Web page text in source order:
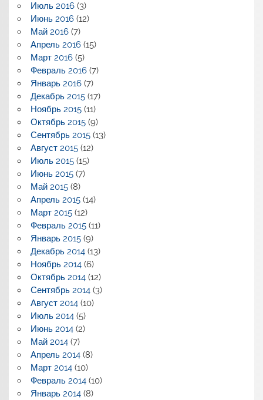
Июль 2016(3)
Июнь 2016(12)
Май 2016(7)
Апрель 2016(15)
Март 2016(5)
Февраль 2016(7)
Январь 2016(7)
Декабрь 2015(17)
Ноябрь 2015(11)
Октябрь 2015(9)
Сентябрь 2015(13)
Август 2015(12)
Июль 2015(15)
Июнь 2015(7)
Май 2015(8)
Апрель 2015(14)
Март 2015(12)
Февраль 2015(11)
Январь 2015(9)
Декабрь 2014(13)
Ноябрь 2014(6)
Октябрь 2014(12)
Сентябрь 2014(3)
Август 2014(10)
Июль 2014(5)
Июнь 2014(2)
Май 2014(7)
Апрель 2014(8)
Март 2014(10)
Февраль 2014(10)
Январь 2014(8)